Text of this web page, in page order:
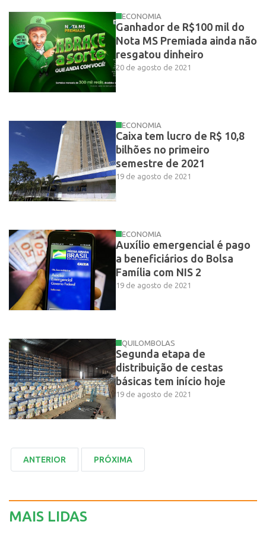
ECONOMIA
Ganhador de R$100 mil do
Nota MS Premiada ainda não
resgatou dinheiro
20 de agosto de 2021
ECONOMIA
Caixa tem lucro de R$ 10,8
bilhões no primeiro
semestre de 2021
19 de agosto de 2021
ECONOMIA
Auxílio emergencial é pago
a beneficiários do Bolsa
Família com NIS 2
19 de agosto de 2021
QUILOMBOLAS
Segunda etapa de
distribuição de cestas
básicas tem início hoje
19 de agosto de 2021
MAIS LIDAS